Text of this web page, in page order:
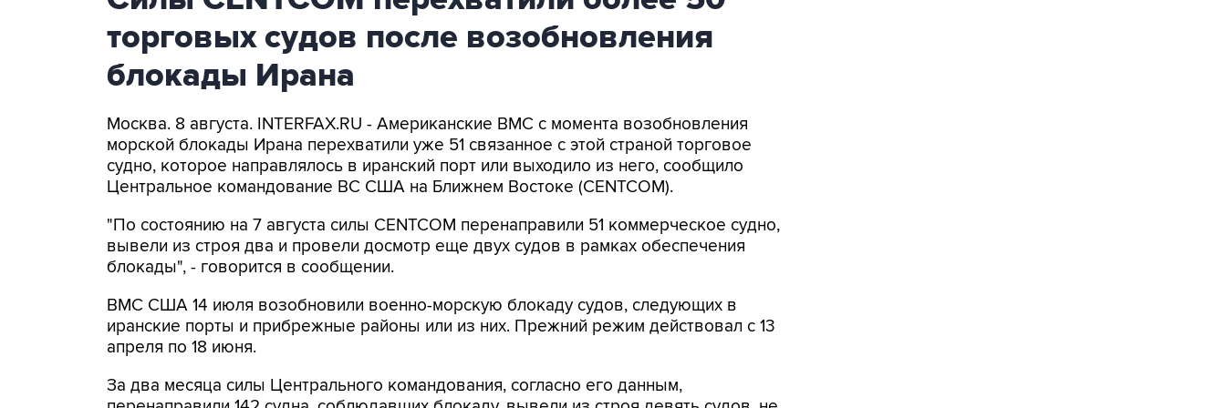
торговых судов после возобновления
блокады Ирана
Москва. 8 августа. INTERFAX.RU - Американские ВМС с момента возобновления
морской блокады Ирана перехватили уже 51 связанное с этой страной торговое
судно, которое направлялось в иранский порт или выходило из него, сообщило
Центральное командование ВС США на Ближнем Востоке (CENTCOM).
"По состоянию на 7 августа силы CENTCOM перенаправили 51 коммерческое судно,
вывели из строя два и провели досмотр еще двух судов в рамках обеспечения
блокады", - говорится в сообщении.
ВМС США 14 июля возобновили военно-морскую блокаду судов, следующих в
иранские порты и прибрежные районы или из них. Прежний режим действовал с 13
апреля по 18 июня.
За два месяца силы Центрального командования, согласно его данным,